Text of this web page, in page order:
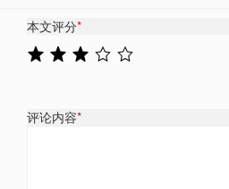
本文评分*
评论内容*